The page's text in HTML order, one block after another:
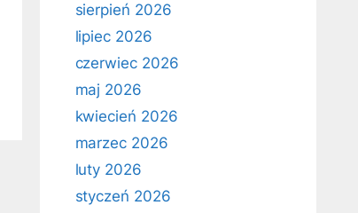
sierpień 2026
lipiec 2026
czerwiec 2026
maj 2026
kwiecień 2026
marzec 2026
luty 2026
styczeń 2026